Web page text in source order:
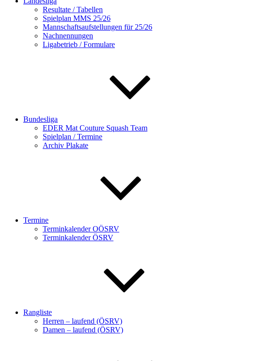
Resultate / Tabellen
Spielplan MMS 25/26
Mannschaftsaufstellungen für 25/26
Nachnennungen
Ligabetrieb / Formulare
Bundesliga
EDER Mat Couture Squash Team
Spielplan / Termine
Archiv Plakate
Termine
Terminkalender OÖSRV
Terminkalender ÖSRV
Rangliste
Herren – laufend (ÖSRV)
Damen – laufend (ÖSRV)